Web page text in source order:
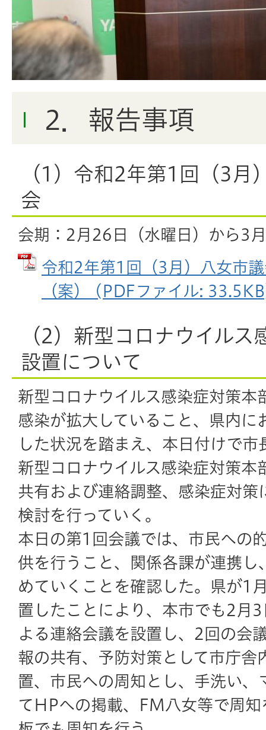
2．報告事項
（1）令和2年第1回（3月
会
会期：2月26日（水曜日）から3
令和2年第1回（3月）八女市
（案） (PDFファイル:
（2）新型コロナウイルス
設置について
新型コロナウイルス感染症対策本
感染が拡大していること、県内に
した状況を踏まえ、本日付けで
新型コロナウイルス感染症対策本
共有および連絡調整、感染症対策
検討を行っていく。
本日の第1回会議では、市民への
供を行うこと、関係各課が連携し
めていくことを確認した。県が1
置したことにより、本市でも2月
よる連絡会議を設置し、2回の会
報の共有、予防対策として市庁舎
置、市民への周知とし、手洗い、
てHPへの掲載、FM八女等で周